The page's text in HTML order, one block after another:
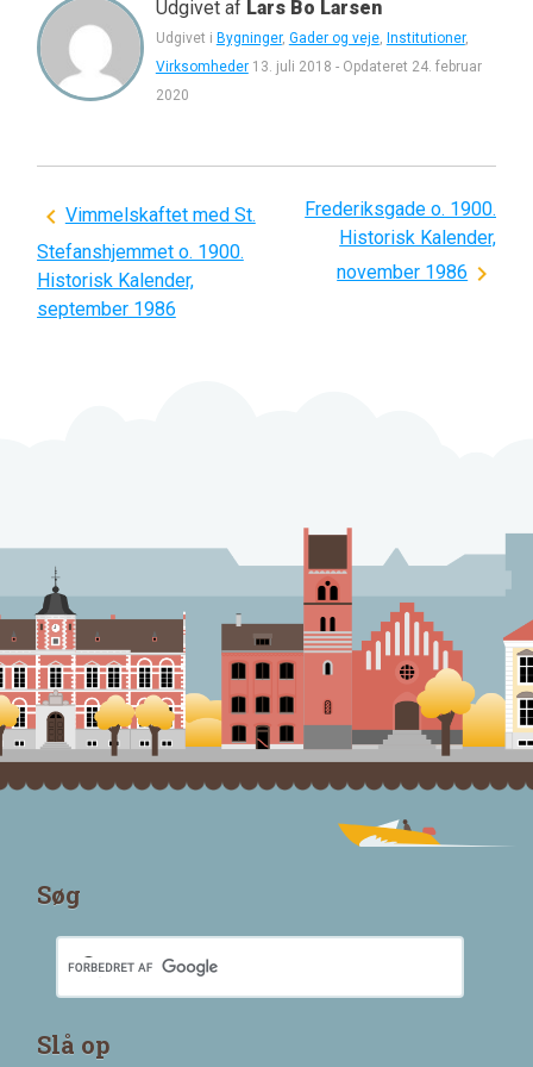
Udgivet af Lars Bo Larsen
Udgivet i Bygninger, Gader og veje, Institutioner,
Virksomheder 13. juli 2018 - Opdateret 24. februar
2020
Indlægsnavigation
Vimmelskaftet med St.
Stefanshjemmet o. 1900.
Historisk Kalender,
september 1986
Frederiksgade o. 1900.
Historisk Kalender,
november 1986
Søg
Slå op